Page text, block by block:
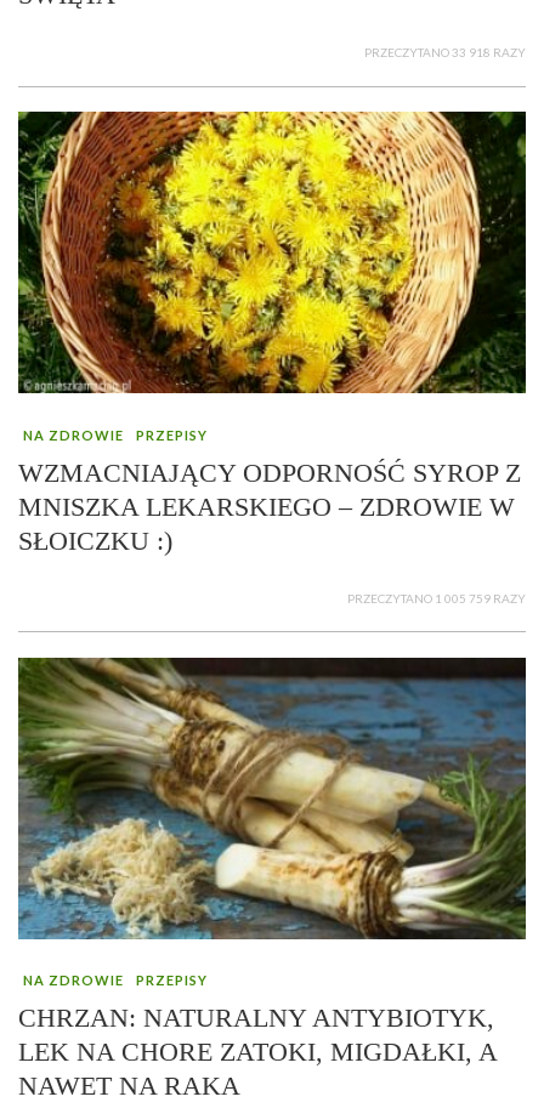
PRZECZYTANO 33 918 RAZY
NA ZDROWIE PRZEPISY
WZMACNIAJĄCY ODPORNOŚĆ SYROP Z
MNISZKA LEKARSKIEGO – ZDROWIE W
SŁOICZKU :)
PRZECZYTANO 1 005 759 RAZY
NA ZDROWIE PRZEPISY
CHRZAN: NATURALNY ANTYBIOTYK,
LEK NA CHORE ZATOKI, MIGDAŁKI, A
NAWET NA RAKA